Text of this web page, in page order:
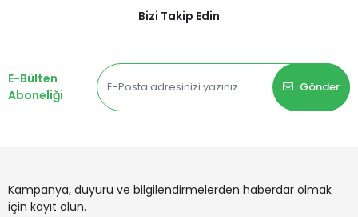
Bizi Takip Edin
E-Bülten
Aboneliği
Gönder
Kampanya, duyuru ve bilgilendirmelerden haberdar olmak
için kayıt olun.